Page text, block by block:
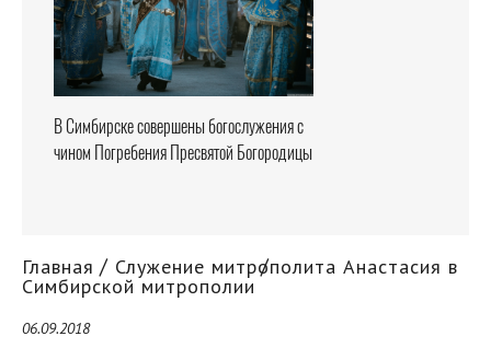
В Симбирске совершены богослужения с
чином Погребения Пресвятой Богородицы
Главная Служение митрополита Анастасия в
Симбирской митрополии
06.09.2018